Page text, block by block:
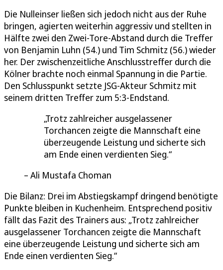
Die Nulleinser ließen sich jedoch nicht aus der Ruhe
bringen, agierten weiterhin aggressiv und stellten in
Hälfte zwei den Zwei-Tore-Abstand durch die Treffer
von Benjamin Luhn (54.) und Tim Schmitz (56.) wieder
her. Der zwischenzeitliche Anschlusstreffer durch die
Kölner brachte noch einmal Spannung in die Partie.
Den Schlusspunkt setzte JSG‑Akteur Schmitz mit
seinem dritten Treffer zum 5:3‑Endstand.
Trotz zahlreicher ausgelassener
Torchancen zeigte die Mannschaft eine
überzeugende Leistung und sicherte sich
am Ende einen verdienten Sieg.
Ali Mustafa Choman
Die Bilanz: Drei im Abstiegskampf dringend benötigte
Punkte bleiben in Kuchenheim. Entsprechend positiv
fällt das Fazit des Trainers aus: „Trotz zahlreicher
ausgelassener Torchancen zeigte die Mannschaft
eine überzeugende Leistung und sicherte sich am
Ende einen verdienten Sieg.“